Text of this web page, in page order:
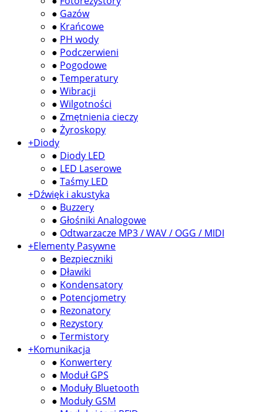
● Gazów
● Krańcowe
● PH wody
● Podczerwieni
● Pogodowe
● Temperatury
● Wibracji
● Wilgotności
● Zmętnienia cieczy
● Żyroskopy
+Diody
● Diody LED
● LED Laserowe
● Taśmy LED
+Dźwięk i akustyka
● Buzzery
● Głośniki Analogowe
● Odtwarzacze MP3 / WAV / OGG / MIDI
+Elementy Pasywne
● Bezpieczniki
● Dławiki
● Kondensatory
● Potencjometry
● Rezonatory
● Rezystory
● Termistory
+Komunikacja
● Konwertery
● Moduł GPS
● Moduły Bluetooth
● Moduły GSM